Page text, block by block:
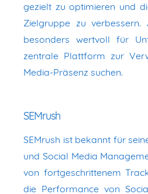
gezielt zu optimieren und
Zielgruppe zu verbessern.
besonders wertvoll für
zentrale Plattform zur
Media-Präsenz suchen.
SEMrush
SEMrush ist bekannt für
und Social Media
von fortgeschrittenem
die Performance von